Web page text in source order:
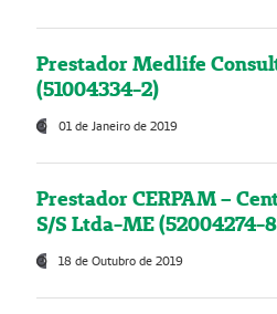
Prestador Medlife
(51004334-2)
01 de Janeiro de 2019
Prestador CERPAM –
S/S Ltda-ME (52004274-
18 de Outubro de 2019